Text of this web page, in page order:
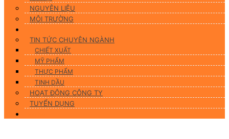
NGUYÊN LIỆU
MÔI TRƯỜNG
TIN TỨC CHUYÊN NGÀNH
CHIẾT XUẤT
MỸ PHẨM
THỰC PHẨM
TINH DẦU
HOẠT ĐỘNG CÔNG TY
TUYỂN DỤNG